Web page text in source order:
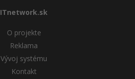
ITnetwork.sk
O projekte
Reklama
Vývoj systému
Kontakt